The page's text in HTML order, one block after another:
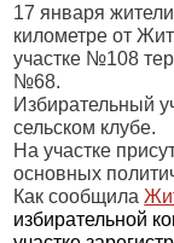
17 января
километре от
участке №108
№68.
Избирательный
сельском клубе.
На участке
основных
Как сообщила
избирательной